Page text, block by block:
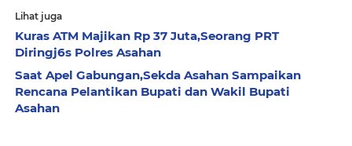
Lihat juga
Kuras ATM Majikan Rp 37 Juta,Seorang PRT
Diringj6s Polres Asahan
Saat Apel Gabungan,Sekda Asahan Sampaikan
Rencana Pelantikan Bupati dan Wakil Bupati
Asahan